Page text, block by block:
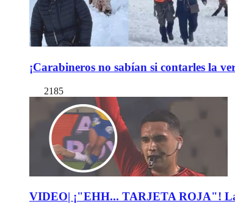
¡Carabineros no sabían si contarles la
2185
VIDEO| ¡"EHH... TARJETA ROJA"!